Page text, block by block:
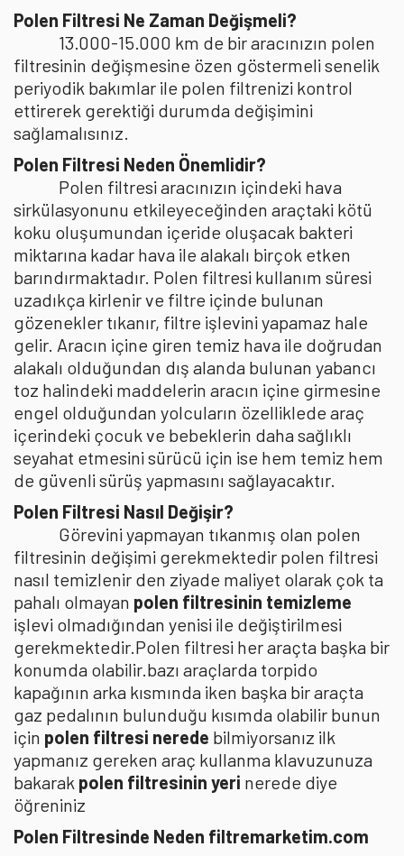
Polen Filtresi Ne Zaman Değişmeli?
13.000-15.000 km de bir aracınızın polen
filtresinin değişmesine özen göstermeli senelik
periyodik bakımlar ile polen filtrenizi kontrol
ettirerek gerektiği durumda değişimini
sağlamalısınız.
Polen Filtresi Neden Önemlidir?
Polen filtresi aracınızın içindeki hava
sirkülasyonunu etkileyeceğinden araçtaki kötü
koku oluşumundan içeride oluşacak bakteri
miktarına kadar hava ile alakalı birçok etken
barındırmaktadır. Polen filtresi kullanım süresi
uzadıkça kirlenir ve filtre içinde bulunan
gözenekler tıkanır, filtre işlevini yapamaz hale
gelir. Aracın içine giren temiz hava ile doğrudan
alakalı olduğundan dış alanda bulunan yabancı
toz halindeki maddelerin aracın içine girmesine
engel olduğundan yolcuların özelliklede araç
içerindeki çocuk ve bebeklerin daha sağlıklı
seyahat etmesini sürücü için ise hem temiz hem
de güvenli sürüş yapmasını sağlayacaktır.
Polen Filtresi Nasıl Değişir?
Görevini yapmayan tıkanmış olan polen
filtresinin değişimi gerekmektedir polen filtresi
nasıl temizlenir den ziyade maliyet olarak çok ta
pahalı olmayan polen filtresinin temizleme
işlevi olmadığından yenisi ile değiştirilmesi
gerekmektedir.Polen filtresi her araçta başka bir
konumda olabilir.bazı araçlarda torpido
kapağının arka kısmında iken başka bir araçta
gaz pedalının bulunduğu kısımda olabilir bunun
için polen filtresi nerede bilmiyorsanız ilk
yapmanız gereken araç kullanma klavuzunuza
bakarak polen filtresinin yeri nerede diye
öğreniniz
Polen Filtresinde Neden filtremarketim.com